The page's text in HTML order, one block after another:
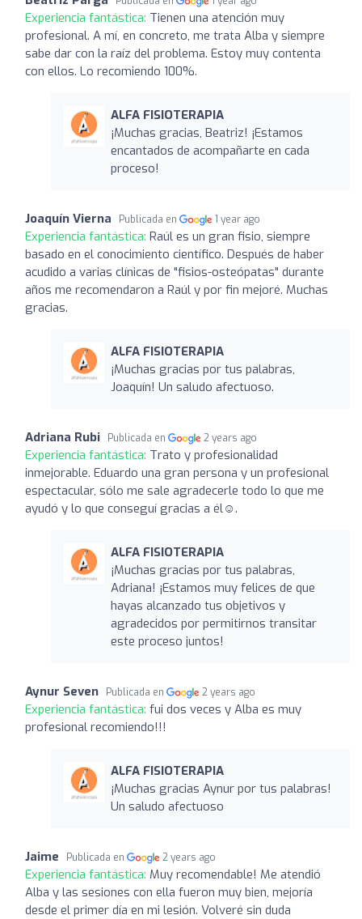
Experiencia fantástica: Tienen una atención muy
profesional. A mí, en concreto, me trata Alba y siempre
sabe dar con la raíz del problema. Estoy muy contenta
con ellos. Lo recomiendo 100%.
ALFA FISIOTERAPIA
¡Muchas gracias, Beatriz! ¡Estamos
encantados de acompañarte en cada
proceso!
Joaquín Vierna Publicada en 1 year ago
Experiencia fantástica: Raúl es un gran fisio, siempre
basado en el conocimiento científico. Después de haber
acudido a varias clínicas de "fisios-osteópatas" durante
años me recomendaron a Raúl y por fin mejoré. Muchas
gracias.
ALFA FISIOTERAPIA
¡Muchas gracias por tus palabras,
Joaquín! Un saludo afectuoso.
Adriana Rubi Publicada en 2 years ago
Experiencia fantástica: Trato y profesionalidad
inmejorable. Eduardo una gran persona y un profesional
espectacular, sólo me sale agradecerle todo lo que me
ayudó y lo que conseguí gracias a él☺️.
ALFA FISIOTERAPIA
¡Muchas gracias por tus palabras,
Adriana! ¡Estamos muy felices de que
hayas alcanzado tus objetivos y
agradecidos por permitirnos transitar
este proceso juntos!
Aynur Seven Publicada en 2 years ago
Experiencia fantástica: fui dos veces y Alba es muy
profesional recomiendo!!!
ALFA FISIOTERAPIA
¡Muchas gracias Aynur por tus palabras!
Un saludo afectuoso
Jaime Publicada en 2 years ago
Experiencia fantástica: Muy recomendable! Me atendió
Alba y las sesiones con ella fueron muy bien, mejoría
desde el primer día en mi lesión. Volveré sin duda